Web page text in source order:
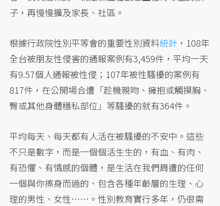
子，再慢慢擴及家長、社區。
根據行政院性別平等會的重要性別資料統計 ，108年
全台被朋友性侵害的通報案例有3,459件，平均一天
有9.57個人通報被性侵；107年被性騷擾的案例有
817件，在公開場合遭「趁機親吻、擁抱或觸摸胸、
臀或其他身體穩私部位」等騷擾的就有364件。
平均每天、每天都有人活在被騷擾的不安中。這些
不只是數字，而是一個個活生生的，有血、有肉、
有恐懼、有情感的個體，是生活在我們周遭的任何
一個與你擦身而過的、包含各種年齡層的生理、心
理的男性、女性……。性別教育實行多年，仍很需